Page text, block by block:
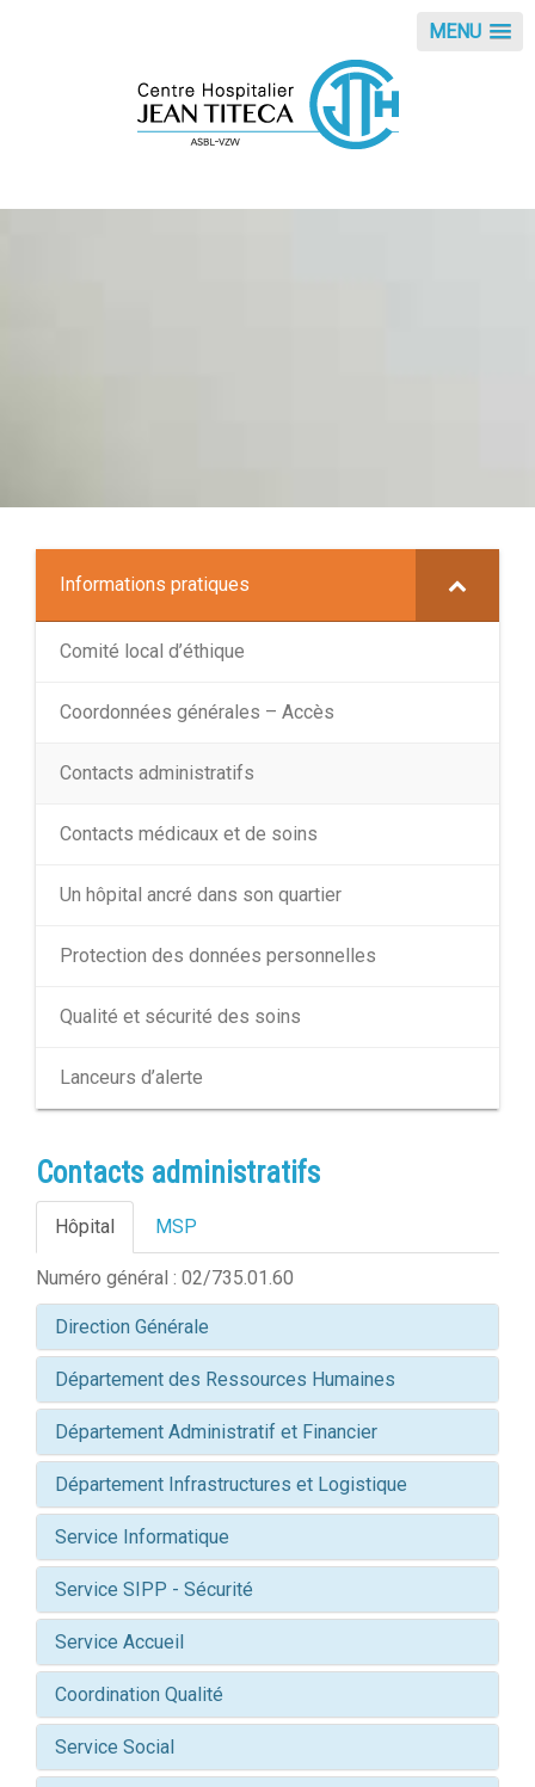
MENU
Informations pratiques
Comité local d’éthique
Coordonnées générales – Accès
Contacts administratifs
Contacts médicaux et de soins
Un hôpital ancré dans son quartier
Protection des données personnelles
Qualité et sécurité des soins
Lanceurs d’alerte
Contacts administratifs
Hôpital MSP
Numéro général : 02/735.01.60
Direction Générale
Département des Ressources Humaines
Département Administratif et Financier
Département Infrastructures et Logistique
Service Informatique
Service SIPP - Sécurité
Service Accueil
Coordination Qualité
Service Social